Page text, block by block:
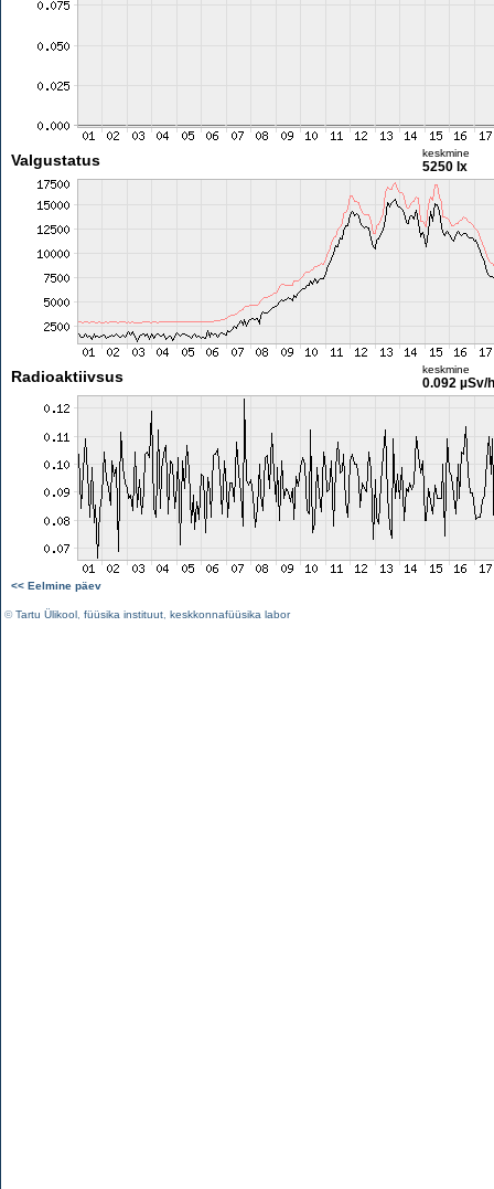
Valgustatus keskmine
5250 lx
Radioaktiivsus keskmine
0.092 µSv/h
<< Eelmine päev
©Tartu Ülikool füüsika instituut keskkonnafüüsika labor